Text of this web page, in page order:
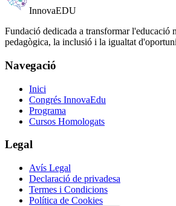
InnovaEDU
Fundació dedicada a transformar l'educació
pedagògica, la inclusió i la igualtat
Navegació
Inici
Congrés InnovaEdu
Programa
Cursos Homologats
Legal
Avís Legal
Declaració de privadesa
Termes i Condicions
Política de Cookies